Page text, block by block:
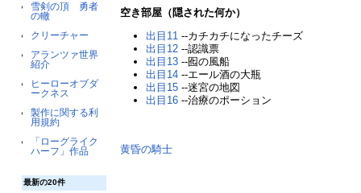
雪剣の頂 勇者
の轍
クリーチャー
アランツァ世界
紹介
ヒーローオブダ
ークネス
製作に関する利
用規約
「ローグライク
ハーフ」作品
最新の20件
空き部屋（隠された何か）
出目11 --カチカチになったチーズ
出目12 --認識票
出目13 --囮の風船
出目14 --エール酒の大瓶
出目15 --迷宮の地図
出目16 --治療のポーション
黄昏の騎士